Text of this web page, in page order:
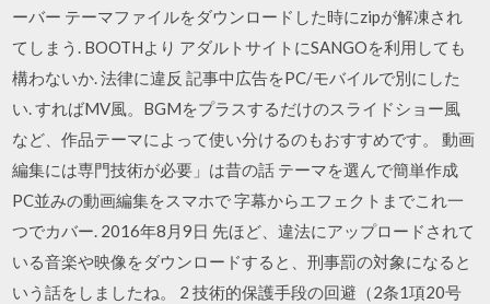
ーバー テーマファイルをダウンロードした時にzipが解凍され
てしまう. BOOTHより アダルトサイトにSANGOを利用しても
構わないか. 法律に違反 記事中広告をPC/モバイルで別にした
い. すればMV風。BGMをプラスするだけのスライドショー風
など、作品テーマによって使い分けるのもおすすめです。 動画
編集には専門技術が必要」は昔の話 テーマを選んで簡単作成
PC並みの動画編集をスマホで 字幕からエフェクトまでこれ一
つでカバー. 2016年8月9日 先ほど、違法にアップロードされて
いる音楽や映像をダウンロードすると、刑事罰の対象になると
いう話をしましたね。 2 技術的保護手段の回避（2条1項20号